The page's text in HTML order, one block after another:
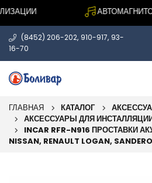
(8452) 206-202, 910-917, 93-
16-70
ГЛАВНАЯ КАТАЛОГ
АКСЕССУАРЫ ДЛЯ
INCAR RFR-N916 ПРОСТАВКИ
NISSAN, RENAULT LOGAN,